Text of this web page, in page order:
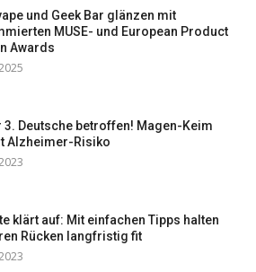
und Geek Bar glänzen mit
MUSE- und European Product
Awards
3. Deutsche betroffen! Magen-Keim
Alzheimer-Risiko
klärt auf: Mit einfachen Tipps halten
Rücken langfristig fit